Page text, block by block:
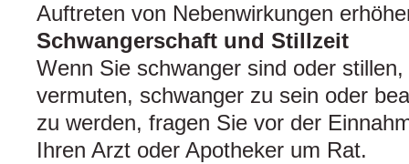
Auftreten von Nebenwirkungen
Schwangerschaft und Stillzeit
Wenn Sie schwanger sind oder
vermuten, schwanger zu sein oder
zu werden, fragen Sie vor der
Ihren Arzt oder Apotheker um Rat.